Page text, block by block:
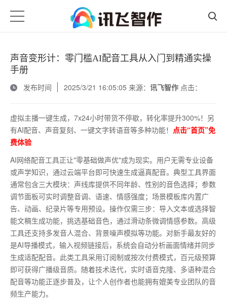
声音变形计：零门槛AI配音工具从入门到精通实操
手册
发布时间
2025/3/21 16:05:05 来源： 讯飞智作 点击：
虚拟主播一键生成，7x24小时带货不停歇，转化率提升300%！另
有AI配音、声音复刻、一键文字转语音等多种功能！ 点击“首页”免
费体验
AI网络配音工具正让"零基础做声优"成为现实。用户无需专业设备
或声学知识，通过云端平台即可快速生成逼真配音。典型工具界面
通常包含三大模块：声线库提供不同年龄、性别的音色选择；参数
调节面板可实时调整音调、语速、情感强度；场景模板库内置广
告、动画、纪录片等专用预设。操作仅需三步：导入文本或选择智
能文稿生成功能，挑选基础音色，通过滑动条微调情感参数。高级
工具还支持多发音人混合、背景噪声模拟等功能。对新手最友好的
是AI导播模式，输入视频链接后，系统会自动分析画面情绪并同步
生成适配配音。此类工具采用订阅制或按次付费模式，百元级预算
即可获得广播级音质。随着技术迭代，实时语音克隆、多语种混合
配音等功能正逐步普及，让个人创作者也能拥有媲美专业团队的音
频生产能力。